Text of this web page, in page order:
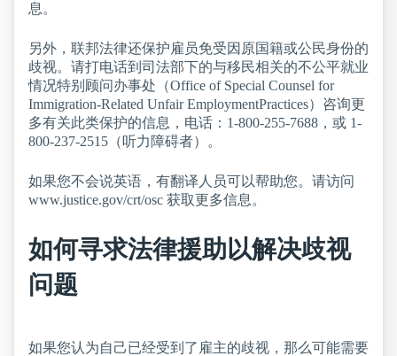
息。
另外，联邦法律还保护雇员免受因原国籍或公民身份的
歧视。请打电话到司法部下的与移民相关的不公平就业
情况特别顾问办事处（Office of Special Counsel for
Immigration-Related Unfair EmploymentPractices）咨询更
多有关此类保护的信息，电话：1-800-255-7688，或 1-
800-237-2515（听力障碍者）。
如果您不会说英语，有翻译人员可以帮助您。请访问
www.justice.gov/crt/osc 获取更多信息。
如何寻求法律援助以解决歧视
问题
如果您认为自己已经受到了雇主的歧视，那么可能需要